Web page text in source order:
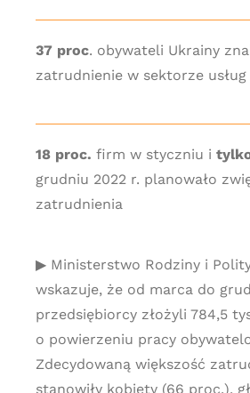
37 proc. obywateli Ukrainy
zatrudnienie w sektorze usług
18 proc. firm w styczniu i
grudniu 2022 r. planowało
zatrudnienia
▶ Ministerstwo Rodziny i
wskazuje, że od marca do
przedsiębiorcy złożyli 784,5
o powierzeniu pracy
Zdecydowaną większość
stanowiły kobiety (66 proc.),